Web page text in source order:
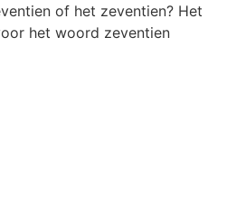
of het zeventien? Het
het woord zeventien